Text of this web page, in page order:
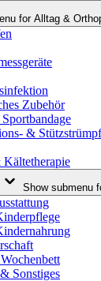
for Alltag &
Zubehör
&
Show submenu
Sonstiges